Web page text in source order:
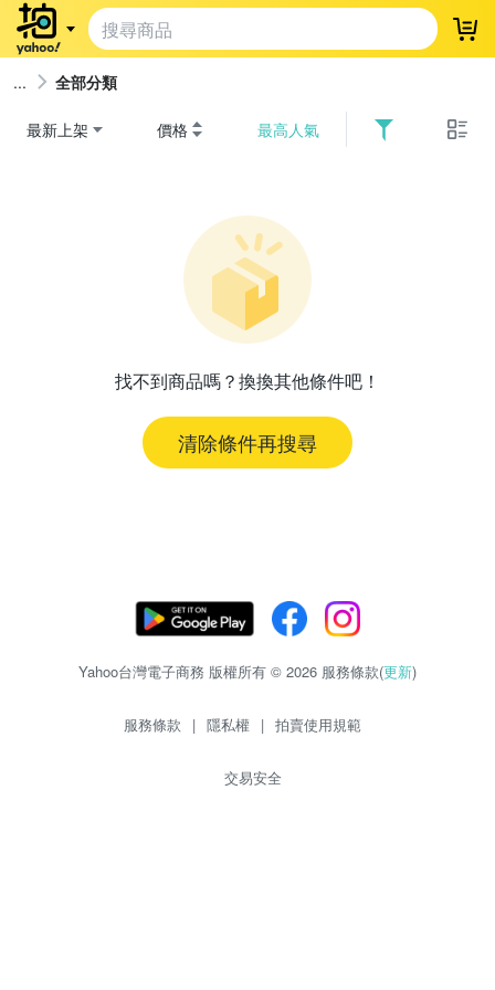
登
全部分類
最新上架 價格 最高人氣
找不到商品嗎？換換其他條件吧！
清除條件再搜尋
Yahoo台灣電子商務 版權所有 © 2026 服務條款(更新)
服務條款 | 隱私權 | 拍賣使用規範
交易安全